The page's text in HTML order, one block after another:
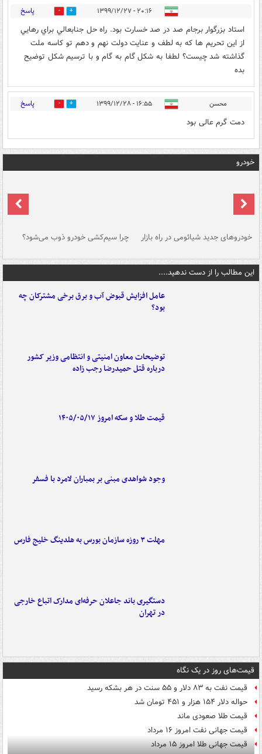
۲۰:۱۶ - ۱۳۹۹/۱۲/۲۷ 1 پاسخ
استاد بزرگوار برجام صد در صد خسارت بود. راه حل جنابعالي براي رهايي
از اين تحريم ها كه به لطف و عنايت دولت نهم و دهم تو كاسه ملت
گذاشته شد چيست؟ لطفا به شكل گام به گام و با ترسيم شكل توضيح
بده
محسن ۱۶:۵۵ - ۱۳۹۹/۱۲/۲۸ 3 پاسخ
دمت گرم عالی بود
خودرو
خودروهای جدید شیائومی در راه بازار چرا سیم‌کشی خودرو ذوب می‌شود؟
این مطالب را از دست ندهید....
عامل افزایش قبوض آب و برق برخی مشترکان چه
بود؟
توضیحات معاون امنیتی و انتظامی وزیر کشور
درباره قتل حمیدرضا رجب زاده
قیمت طلا و سکه امروز ۱۴۰۵/۰۵/۱۷
وجود شواهدی مبنی بر بمباران لامرد با فسفر
مهلت ۳ روزه سازمان بورس به هلدینگ خلیج فارس
دستگیری باند جاعلان حرفه‌ای مدارک اتباع خارجی
در تهران
قیمت‌های روز در یک نگاه
قیمت نفت به ۸۳ دلار و ۵۵ سنت در هر بشکه رسید
حواله دلار ۱۵۴ هزار و ۴۵۱ تومان شد
قیمت طلا صعودی ماند
قیمت جهانی نفت امروز ۱۶ مرداد
قیمت جهانی طلا امروز ۱۵ مرداد